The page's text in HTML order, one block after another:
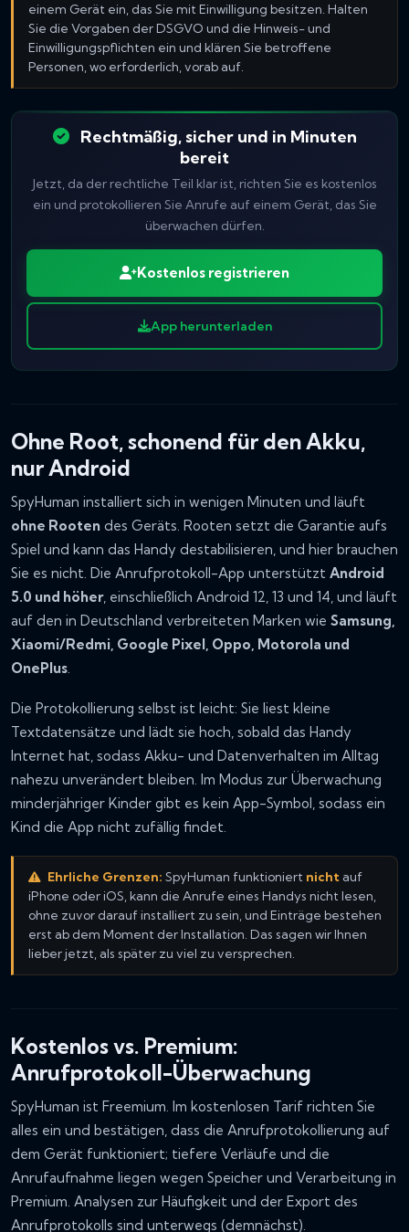
einem Gerät ein, das Sie mit Einwilligung besitzen. Halten
Sie die Vorgaben der DSGVO und die Hinweis- und
Einwilligungspflichten ein und klären Sie betroffene
Personen, wo erforderlich, vorab auf.
Rechtmäßig, sicher und in Minuten
bereit
Jetzt, da der rechtliche Teil klar ist, richten Sie es kostenlos
ein und protokollieren Sie Anrufe auf einem Gerät, das Sie
überwachen dürfen.
Kostenlos registrieren
App herunterladen
Ohne Root, schonend für den Akku,
nur Android
SpyHuman installiert sich in wenigen Minuten und läuft
ohne Rooten des Geräts. Rooten setzt die Garantie aufs
Spiel und kann das Handy destabilisieren, und hier brauchen
Sie es nicht. Die Anrufprotokoll-App unterstützt Android
5.0 und höher, einschließlich Android 12, 13 und 14, und läuft
auf den in Deutschland verbreiteten Marken wie Samsung,
Xiaomi/Redmi, Google Pixel, Oppo, Motorola und
OnePlus.
Die Protokollierung selbst ist leicht: Sie liest kleine
Textdatensätze und lädt sie hoch, sobald das Handy
Internet hat, sodass Akku- und Datenverhalten im Alltag
nahezu unverändert bleiben. Im Modus zur Überwachung
minderjähriger Kinder gibt es kein App-Symbol, sodass ein
Kind die App nicht zufällig findet.
Ehrliche Grenzen: SpyHuman funktioniert nicht auf
iPhone oder iOS, kann die Anrufe eines Handys nicht lesen,
ohne zuvor darauf installiert zu sein, und Einträge bestehen
erst ab dem Moment der Installation. Das sagen wir Ihnen
lieber jetzt, als später zu viel zu versprechen.
Kostenlos vs. Premium:
Anrufprotokoll-Überwachung
SpyHuman ist Freemium. Im kostenlosen Tarif richten Sie
alles ein und bestätigen, dass die Anrufprotokollierung auf
dem Gerät funktioniert; tiefere Verläufe und die
Anrufaufnahme liegen wegen Speicher und Verarbeitung in
Premium. Analysen zur Häufigkeit und der Export des
Anrufprotokolls sind unterwegs (demnächst).